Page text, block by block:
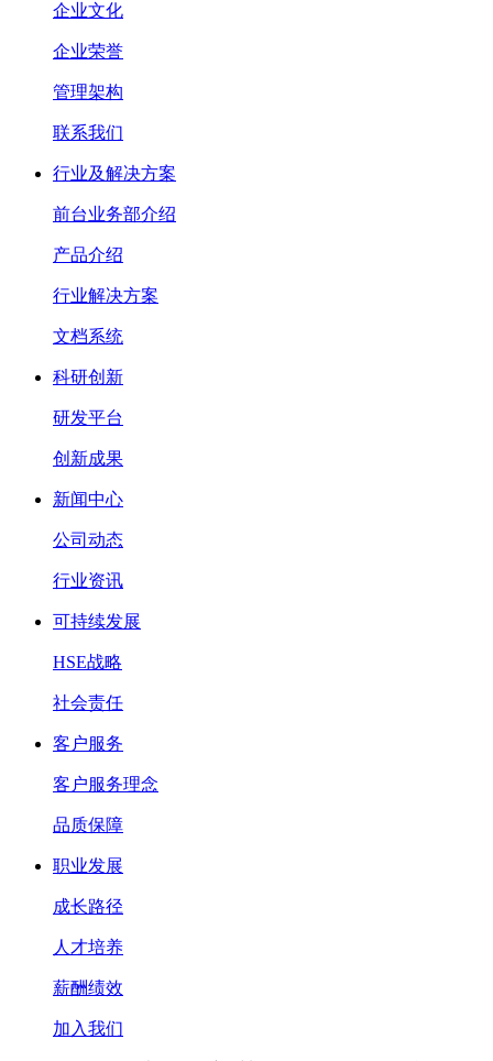
企业文化
企业荣誉
管理架构
联系我们
行业及解决方案
前台业务部介绍
产品介绍
行业解决方案
文档系统
科研创新
研发平台
创新成果
新闻中心
公司动态
行业资讯
可持续发展
HSE战略
社会责任
客户服务
客户服务理念
品质保障
职业发展
成长路径
人才培养
薪酬绩效
加入我们